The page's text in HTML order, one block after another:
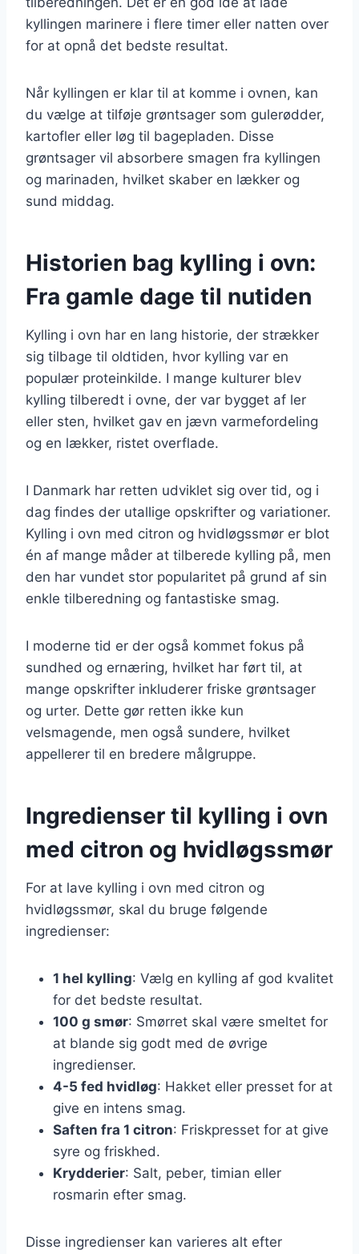
kyllingen marinere i flere timer eller natten over
for at opnå det bedste resultat.
Når kyllingen er klar til at komme i ovnen, kan
du vælge at tilføje grøntsager som gulerødder,
kartofler eller løg til bagepladen. Disse
grøntsager vil absorbere smagen fra kyllingen
og marinaden, hvilket skaber en lækker og
sund middag.
Historien bag kylling i ovn:
Fra gamle dage til nutiden
Kylling i ovn har en lang historie, der strækker
sig tilbage til oldtiden, hvor kylling var en
populær proteinkilde. I mange kulturer blev
kylling tilberedt i ovne, der var bygget af ler
eller sten, hvilket gav en jævn varmefordeling
og en lækker, ristet overflade.
I Danmark har retten udviklet sig over tid, og i
dag findes der utallige opskrifter og variationer.
Kylling i ovn med citron og hvidløgssmør er blot
én af mange måder at tilberede kylling på, men
den har vundet stor popularitet på grund af sin
enkle tilberedning og fantastiske smag.
I moderne tid er der også kommet fokus på
sundhed og ernæring, hvilket har ført til, at
mange opskrifter inkluderer friske grøntsager
og urter. Dette gør retten ikke kun
velsmagende, men også sundere, hvilket
appellerer til en bredere målgruppe.
Ingredienser til kylling i ovn
med citron og hvidløgssmør
For at lave kylling i ovn med citron og
hvidløgssmør, skal du bruge følgende
ingredienser:
1 hel kylling: Vælg en kylling af god kvalitet
for det bedste resultat.
100 g smør: Smørret skal være smeltet for
at blande sig godt med de øvrige
ingredienser.
4-5 fed hvidløg: Hakket eller presset for at
give en intens smag.
Saften fra 1 citron: Friskpresset for at give
syre og friskhed.
Krydderier: Salt, peber, timian eller
rosmarin efter smag.
Disse ingredienser kan varieres alt efter